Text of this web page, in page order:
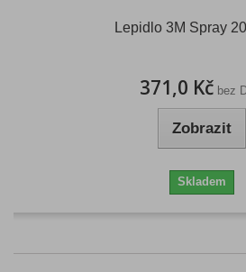
Lepidlo 3M Spray
371,0 Kč bez
Zobrazit
Skladem